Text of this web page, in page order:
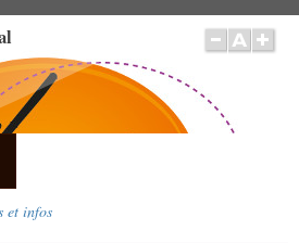
et infos